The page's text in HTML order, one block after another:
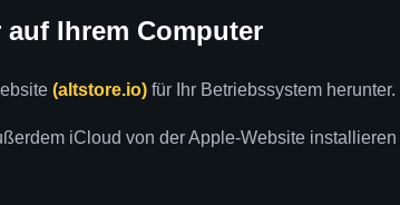
Ihrem Computer
(altstore.io) für Ihr Betriebssystem herunter.
iCloud von der Apple-Website installieren